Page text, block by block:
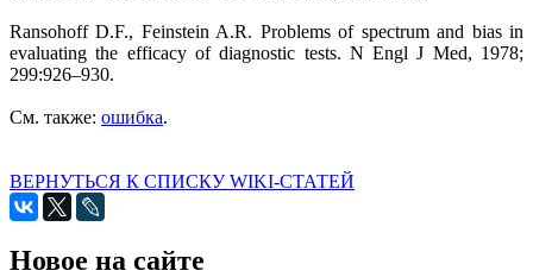
Ransohoff D.F., Feinstein A.R. Problems of spectrum and bias in
evaluating the efficacy of diagnostic tests. N Engl J Med, 1978;
299:926–930.
См. также: ошибка.
ВЕРНУТЬСЯ К СПИСКУ WIKI-СТАТЕЙ
Новое на сайте